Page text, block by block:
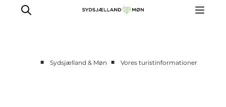
■ Sydsjælland & Møn ■ Vores turistinformationer